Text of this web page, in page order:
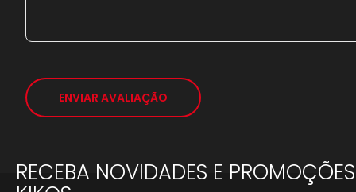
ENVIAR AVALIAÇÃO
RECEBA NOVIDADES E